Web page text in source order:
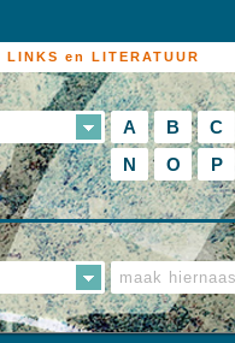
LINKS en LITERATUUR
A B C
N
O P